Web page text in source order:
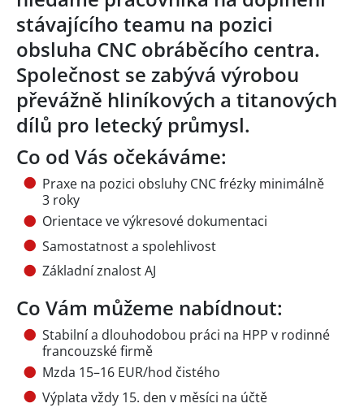
stávajícího teamu na pozici
obsluha CNC obráběcího centra.
Společnost se zabývá výrobou
převážně hliníkových a titanových
dílů pro letecký průmysl.
Co od Vás očekáváme:
Praxe na pozici obsluhy CNC frézky minimálně
3 roky
Orientace ve výkresové dokumentaci
Samostatnost a spolehlivost
Základní znalost AJ
Co Vám můžeme nabídnout:
Stabilní a dlouhodobou práci na HPP v rodinné
francouzské firmě
Mzda 15–16 EUR/hod čistého
Výplata vždy 15. den v měsíci na účtě